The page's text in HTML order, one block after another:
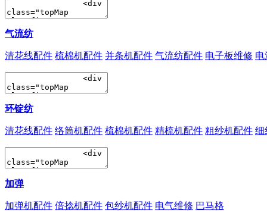
气流纺
清花线配件 梳棉机配件 并条机配件 气流纺配件 电子板维修 电
环锭纺
清花线配件 络筒机配件 梳棉机配件 精梳机配件 粗纱机配件 细
加弹
加弹机配件 倍捻机配件 包纱机配件 电气维修 巴马格